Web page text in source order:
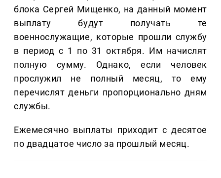
блока Сергей Мищенко, на данный момент
выплату будут получать те
военнослужащие, которые прошли службу
в период с 1 по 31 октября. Им начислят
полную сумму. Однако, если человек
прослужил не полный месяц, то ему
перечислят деньги пропорционально дням
службы.
Ежемесячно выплаты приходит с десятое
по двадцатое число за прошлый месяц.